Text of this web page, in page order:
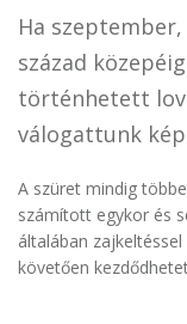
Ha
század
történhetett
válogattunk
A szüret mindig
számított egykor és
általában
követően